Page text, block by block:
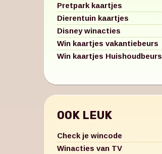
Pretpark kaartjes
Dierentuin kaartjes
Disney winacties
Win kaartjes vakantiebeurs
Win kaartjes Huishoudbeurs
OOK LEUK
Check je wincode
Winacties van TV